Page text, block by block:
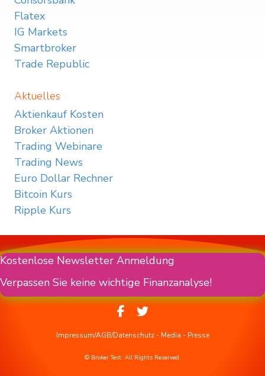
Flatex
IG Markets
Smartbroker
Trade Republic
Aktuelles
Aktienkauf Kosten
Broker Aktionen
Trading Webinare
Trading News
Euro Dollar Rechner
Bitcoin Kurs
Ripple Kurs
Kostenlose Newsletter Anmeldung
Verpassen Sie keine wichtige Finanzanalyse!
Impressum/AGB/Datenschutz- Media - Presse
© Broker Test. All Rights Reserved.